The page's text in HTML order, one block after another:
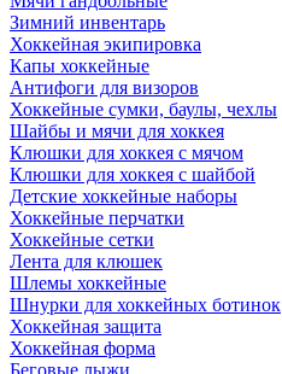
Зимний инвентарь
Хоккейная экипировка
Капы хоккейные
Антифоги для визоров
Хоккейные сумки, баулы, чехлы
Шайбы и мячи для хоккея
Клюшки для хоккея с мячом
Клюшки для хоккея с шайбой
Детские хоккейные наборы
Хоккейные перчатки
Хоккейные сетки
Лента для клюшек
Шлемы хоккейные
Шнурки для хоккейных ботинок
Хоккейная защита
Хоккейная форма
Беговые лыжи